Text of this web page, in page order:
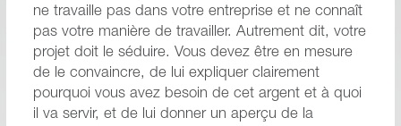
ne travaille pas dans votre entreprise et ne connaît
pas votre manière de travailler. Autrement dit, votre
projet doit le séduire. Vous devez être en mesure
de le convaincre, de lui expliquer clairement
pourquoi vous avez besoin de cet argent et à quoi
il va servir, et de lui donner un aperçu de la